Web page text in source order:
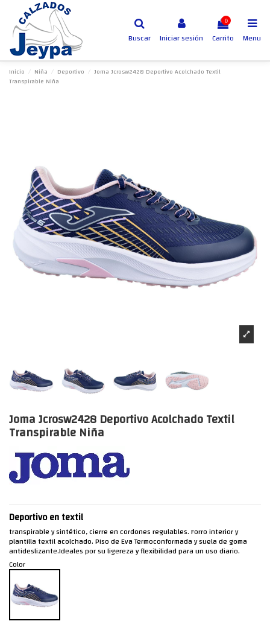
Buscar Iniciar sesión
0
Carrito Menu
Inicio Niña Deportivo
Joma Jcrosw2428 Deportivo Acolchado Textil
Transpirable Niña
Joma Jcrosw2428 Deportivo Acolchado Textil
Transpirable Niña
Deportivo en textil
transpirable y sintético, cierre en cordones regulables. Forro interior y
plantilla textil acolchado. Piso de Eva Termoconformada y suela de goma
antideslizante.Ideales por su ligereza y flexibilidad para un uso diario.
Color